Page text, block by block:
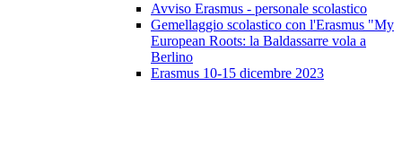
Avviso Erasmus - personale scolastico
Gemellaggio scolastico con l'Erasmus "My
European Roots: la Baldassarre vola a
Berlino
Erasmus 10-15 dicembre 2023